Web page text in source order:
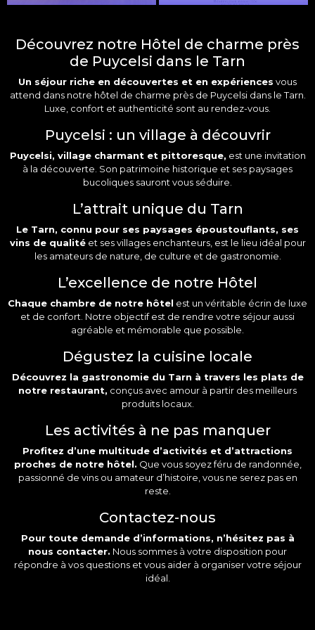
Découvrez notre Hôtel de charme près
de Puycelsi dans le Tarn
Un séjour riche en découvertes et en expériences vous
attend dans notre hôtel de charme près de Puycelsidans leTarn
Luxe, confort et authenticité sont au rendez-vous.
Puycelsi : un village à découvrir
Puycelsi, village charmant et pittoresque, est une invitation
à la découverte. Son patrimoine historique et ses paysages
bucoliques sauront vous séduire.
L’attrait unique du Tarn
Le Tarn, connu pour ses paysages époustouflants, ses
vins de qualitéet ses villages enchanteurs, est le lieu idéal pour
les amateurs de nature, de culture et de gastronomie.
L’excellence de notre Hôtel
Chaque chambre de notre hôtel est un véritable écrin de luxe
et de confort. Notre objectif est de rendre votre séjour aussi
agréable et mémorable que possible.
Dégustez la cuisine locale
Découvrez la gastronomie du Tarn à travers les plats de
notre restaurant, conçus avec amour à partir des meilleurs
produits locaux.
Les activités à ne pas manquer
Profitez d’une multitude d’activités et d’attractions
proches de notre hôtel. Que vous soyez féru de randonnée,
passionné de vins ou amateur d’histoire, vous ne serez pas en
reste.
Contactez-nous
Pour toute demande d’informations, n’hésitez pas à
nous contacter. Nous sommes à votre disposition pour
répondre à vos questions et vous aider à organiser votre séjour
idéal.